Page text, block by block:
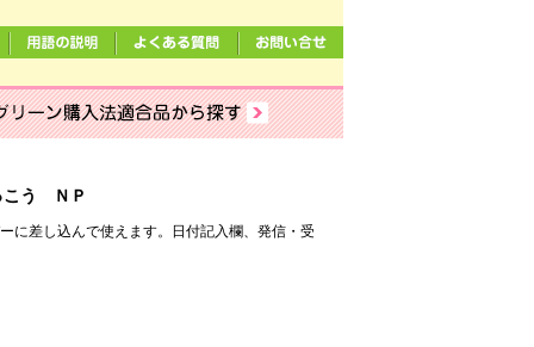
こう ＮＰ
に差し込んで使えます。日付記入欄、発信・受